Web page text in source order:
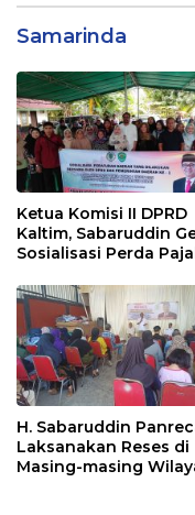
Samarinda
Ketua Komisi II DPRD
Kaltim, Sabaruddin
Sosialisasi Perda
Sepinggan Raya
Balikpapan
H. Sabaruddin
Laksanakan Reses di
Masing-masing